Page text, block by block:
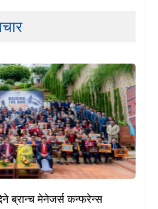
ब्रान्च मेनेजर्स कन्फरेन्स